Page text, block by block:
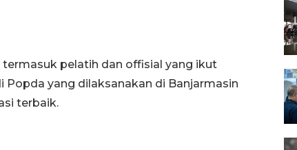
pelatih dan offisial yang ikut
yang dilaksanakan di Banjarmasin
terbaik.